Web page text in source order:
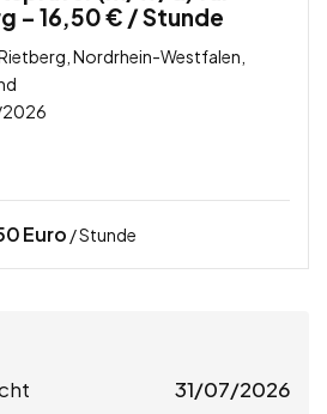
– 16,50 € / Stunde
Nordrhein-Westfalen,
Euro / Stunde
31/07/2026